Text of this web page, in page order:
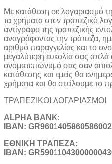
Με κατάθεση σε λογαριασμό
τα χρήματα στον τραπεζικό
αντίγραφο της τραπεζικής
αναγράφοντας την τράπεζα,
αριθμό παραγγελίας και το
μεγαλύτερη ευκολία σας απλά
ονοματεπώνυμό σας σαν
κατάθεσης και εμείς θα
χρήματα και θα στείλουμε το
ΤΡΑΠΕΖΙΚOI ΛΟΓΑΡΙΑΣΜΟΙ
ALPHA BANK:
IBAN:
ΕΘΝΙΚΗ ΤΡΑΠΕΖΑ:
IBAN: